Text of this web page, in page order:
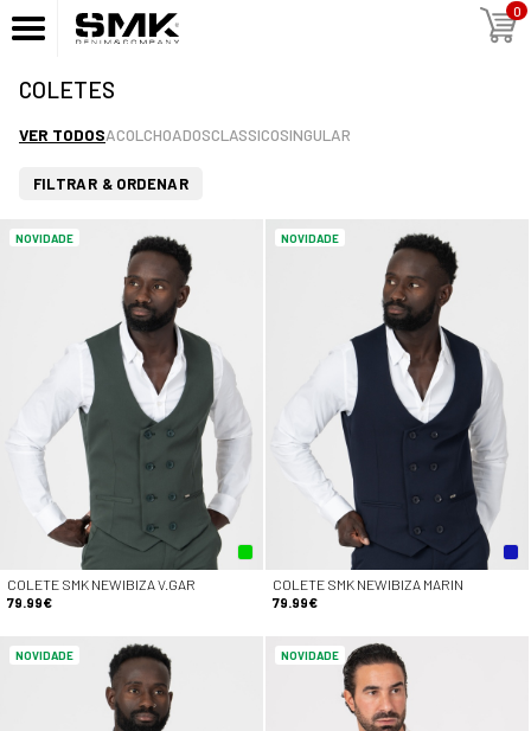
0
COLETES
VER TODOSACOLCHOADOSCLASSICOSINGULAR
FILTRAR & ORDENAR
NOVIDADE
COLETE SMK NEWIBIZA V.GAR
79.99€
NOVIDADE
COLETE SMK NEWIBIZA MARIN
79.99€
NOVIDADE NOVIDADE